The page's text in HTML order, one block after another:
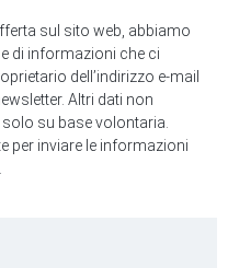
sul sito web, abbiamo
di informazioni che ci
dell’indirizzo e-mail
Altri dati non
su base volontaria.
per inviare le informazioni